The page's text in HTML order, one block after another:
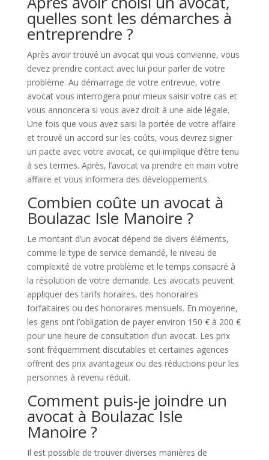
quelles sont les démarches à
entreprendre ?
Après avoir trouvé un avocat qui vous convienne, vous
devez prendre contact avec lui pour parler de votre
problème. Au démarrage de votre entrevue, votre
avocat vous interrogera pour mieux saisir votre cas et
vous annoncera si vous avez droit à une aide légale.
Une fois que vous avez saisi la portée de votre affaire
et trouvé un accord sur les coûts, vous devrez signer
un pacte avec votre avocat, ce qui implique d’être tenu
à ses termes. Après, l’avocat va prendre en main votre
affaire et vous informera des développements.
Combien coûte un avocat à
Boulazac Isle Manoire ?
Le montant d’un avocat dépend de divers éléments,
comme le type de service demandé, le niveau de
complexité de votre problème et le temps consacré à
la résolution de votre demande. Les avocats peuvent
appliquer des tarifs horaires, des honoraires
forfaitaires ou des honoraires mensuels. En moyenne,
les gens ont l’obligation de payer environ 150 € à 200 €
pour une heure de consultation d’un avocat. Les prix
sont fréquemment discutables et certaines agences
offrent des prix avantageux ou des réductions pour les
personnes à revenu réduit.
Comment puis-je joindre un
avocat à Boulazac Isle
Manoire ?
Il est possible de trouver diverses manières de